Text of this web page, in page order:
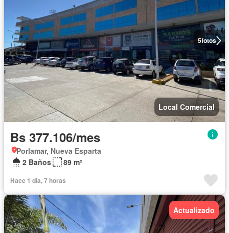
5fotos
Local Comercial
Bs 377.106/mes
Porlamar, Nueva Esparta
2 Baños
89 m²
Hace 1 día, 7 horas
Actualizado